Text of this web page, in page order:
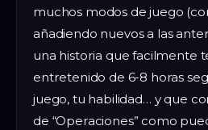
muchos modos de juego
añadiendo nuevos a las
una historia que facilmente
entretenido de 6-8 horas
juego, tu habilidad… y que
de “Operaciones” como